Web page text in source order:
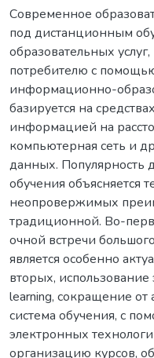
Современное
под дистанционным
образовательных
потребителю с
информационно-
базируется на
информацией на
компьютерная сеть и
данных.
обучения объясняется
неопровержимых
традиционной. Во-
очной встречи
является особенно
вторых,
learning, сокращение от
система обучения, с
электронных
организацию курсов,